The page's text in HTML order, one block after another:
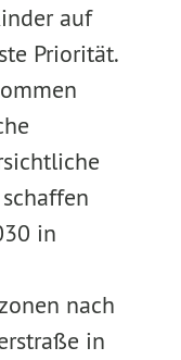
auf
Priorität.
in
nach
in